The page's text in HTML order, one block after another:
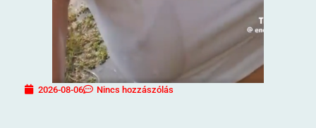
2026-08-06 Nincs hozzászólás